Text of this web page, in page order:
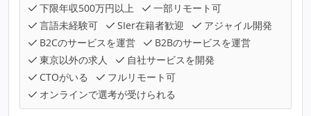
下限年収500万円以上
一部リモート可
言語未経験可
SIer在籍者歓迎
アジャイル開発
B2Cのサービスを運営
B2Bのサービスを運営
東京以外の求人
自社サービスを開発
CTOがいる
フルリモート可
オンラインで選考が受けられる